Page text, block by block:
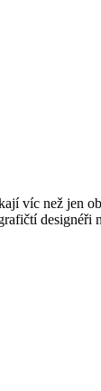
víc než jen
designéři